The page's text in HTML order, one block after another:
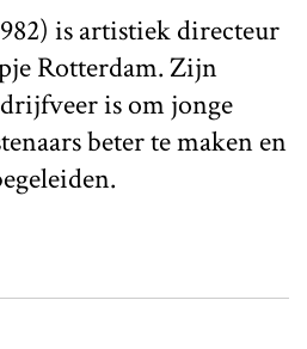
is artistiek directeur
Rotterdam. Zijn
is om jonge
beter te maken en